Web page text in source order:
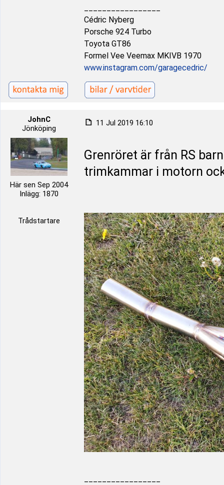
Cédric Nyberg
Porsche 924 Turbo
Toyota GT86
Formel Vee Veemax MKIVB 1970
www.instagram.com/garagecedric/
JohnC
Jönköping
Här sen Sep 2004
Inlägg: 1870
Trådstartare
11 Jul 2019 16:10
Grenröret är från RS
trimkammar i motorn